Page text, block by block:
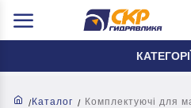
Каталог Комплектуючі для